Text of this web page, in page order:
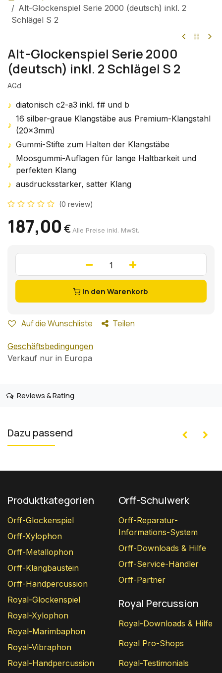
Alt-Glockenspiel Serie 2000 (deutsch) inkl. 2
Schlägel S 2
Alt-Glockenspiel Serie 2000
(deutsch) inkl. 2 Schlägel S 2
AGd
♪ diatonisch c2-a3 inkl. f# und b
♪
16 silber-graue Klangstäbe aus Premium-Klangstahl
(20x3mm)
♪ Gummi-Stifte zum Halten der Klangstäbe
♪
Moosgummi-Auflagen für lange Haltbarkeit und
perfekten Klang
♪ ausdrucksstarker, satter Klang
(0 review)
187,00 € Alle Preise inkl. MwSt.
In den Warenkorb
Auf die Wunschliste Teilen
Geschäftsbedingungen
Verkauf nur in Europa
Reviews & Rating
Dazu passend
Produktkategorien
Orff-Glockenspiel
Orff-Xylophon
Orff-Metallophon
Orff-Klangbaustein
Orff-Handpercussion
Royal-Glockenspiel
Royal-Xylophon
Royal-Marimbaphon
Royal-Vibraphon
Royal-Handpercussion
Orff-Schulwerk
Orff-Reparatur-
Informations-System
Orff-Downloads & Hilfe
Orff-Service-Händler
Orff-Partner
Royal Percussion
Royal-Downloads & Hilfe
Royal Pro-Shops
Royal-Testimonials